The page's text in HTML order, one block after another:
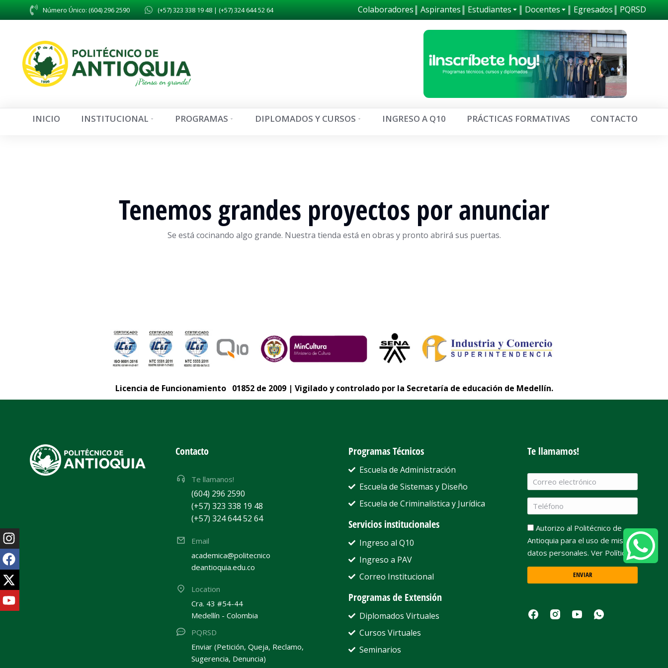
Número Único: (604) 296 2590 (+57) 323 338 19 48 | (+57) 324 644 52 64 Colaboradores Aspirantes Estudiantes Docentes Egresados PQRSD
INICIO INSTITUCIONAL PROGRAMAS DIPLOMADOS Y CURSOS INGRESO A Q10 PRÁCTICAS FORMATIVAS CONTACTO
Tenemos grandes proyectos por anunciar
Se está cocinando algo grande. Nuestra tienda está en obras y pronto abrirá sus puertas.
Licencia de Funcionamiento 01852 de 2009 | Vigilado y controlado por la Secretaría de educación de Medellín.
Contacto
Te llamanos!
(604) 296 2590
(+57) 323 338 19 48
(+57) 324 644 52 64
Email
academica@politecnico
deantioquia.edu.co
Location
Cra. 43 #54-44
Medellín - Colombia
PQRSD
Enviar (Petición, Queja, Reclamo,
Sugerencia, Denuncia)
Programas Técnicos
Escuela de Administración
Escuela de Sistemas y Diseño
Escuela de Criminalística y Jurídica
Servicios institucionales
Ingreso al Q10
Ingreso a PAV
Correo Institucional
Programas de Extensión
Diplomados Virtuales
Cursos Virtuales
Seminarios
Te llamamos!
Autorizo al Politécnico de
Antioquia para el uso de mis
datos personales. Ver Política
ENVIAR